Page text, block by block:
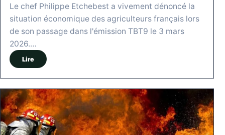
Le chef Philippe Etchebest a vivement dénoncé la
situation économique des agriculteurs français lors
de son passage dans l'émission TBT9 le 3 mars
2026.…
Lire